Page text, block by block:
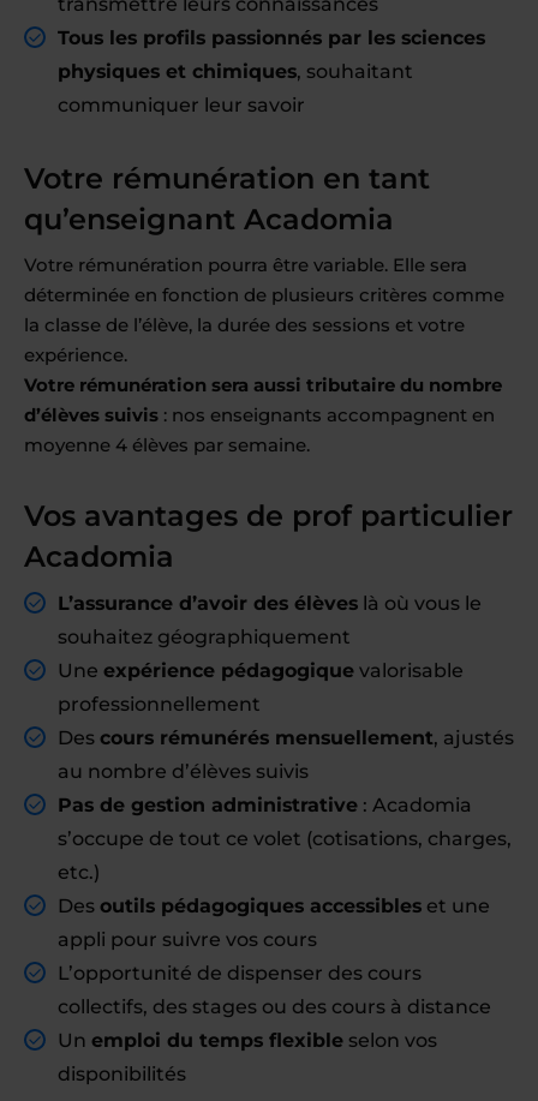
Tous les profils passionnés par les sciences
physiques et chimiques, souhaitant
communiquer leur savoir
Votre rémunération en tant
qu’enseignant Acadomia
Votre rémunération pourra être variable. Elle sera
déterminée en fonction de plusieurs critères comme
la classe de l’élève, la durée des sessions et votre
expérience.
Votre rémunération sera aussi tributaire du nombre
d’élèves suivis : nos enseignants accompagnent en
moyenne 4 élèves par semaine.
Vos avantages de prof particulier
Acadomia
L’assurance d’avoir des élèves là où vous le
souhaitez géographiquement
Une expérience pédagogique valorisable
professionnellement
Des cours rémunérés mensuellement, ajustés
au nombre d’élèves suivis
Pas de gestion administrative : Acadomia
s’occupe de tout ce volet (cotisations, charges,
etc.)
Des outils pédagogiques accessibles et une
appli pour suivre vos cours
L’opportunité de dispenser des cours
collectifs, des stages ou des cours à distance
Un emploi du temps flexible selon vos
disponibilités